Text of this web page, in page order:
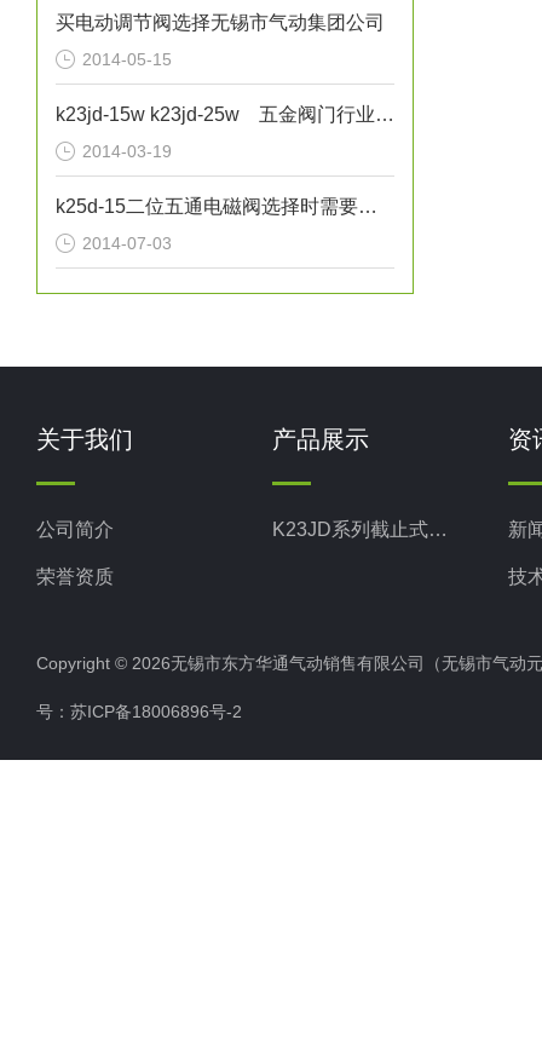
买电动调节阀选择无锡市气动集团公司
2014-05-15
k23jd-15w k23jd-25w 五金阀门行业发展
2014-03-19
k25d-15二位五通电磁阀选择时需要考虑的因素
2014-07-03
关于我们
公司简介
荣誉资质
产品展示
K23JD系列截止式换向阀
资
新
技
Copyright © 2026无锡市东方华通气动销售有限公司（无锡市气
号： 苏ICP备18006896号-2